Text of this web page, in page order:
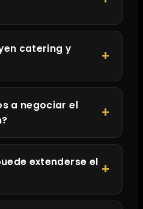
catering y
a negociar el
extenderse el